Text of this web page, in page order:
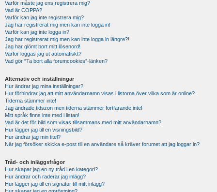
Varför måste jag ens registrera mig?
Vad är COPPA?
Varför kan jag inte registrera mig?
Jag har registrerat mig men kan inte logga in!
Varför kan jag inte logga in?
Jag har registrerat mig men kan inte logga in längre?!
Jag har glömt bort mitt lösenord!
Varför loggas jag ut automatiskt?
Vad gör “Ta bort alla forumcookies”-länken?
Alternativ och inställningar
Hur ändrar jag mina inställningar?
Hur förhindrar jag att mitt användarnamn visas i listorna över vilka som är online?
Tiderna stämmer inte!
Jag ändrade tidszon men tiderna stämmer fortfarande inte!
Mitt språk finns inte med i listan!
Vad är det för bild som visas tillsammans med mitt användarnamn?
Hur lägger jag till en visningsbild?
Hur ändrar jag min titel?
När jag försöker skicka e-post till en användare så kräver forumet att jag loggar in?
Tråd- och inläggsfrågor
Hur skapar jag en ny tråd i en kategori?
Hur ändrar och raderar jag inlägg?
Hur lägger jag till en signatur till mitt inlägg?